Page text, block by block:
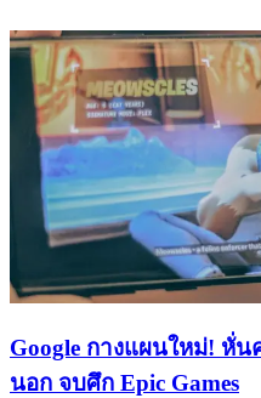
Google กางแผนใหม่! หั่น
นอก จบศึก Epic Games